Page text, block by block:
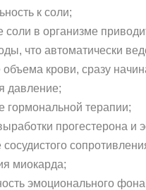
к соли;
соли в организме
что автоматически
крови, сразу
давление;
гормональной терапии;
прогестерона и
миокарда;
эмоционального